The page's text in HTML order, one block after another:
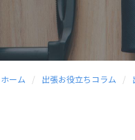
ホーム 出張お役立ちコラム